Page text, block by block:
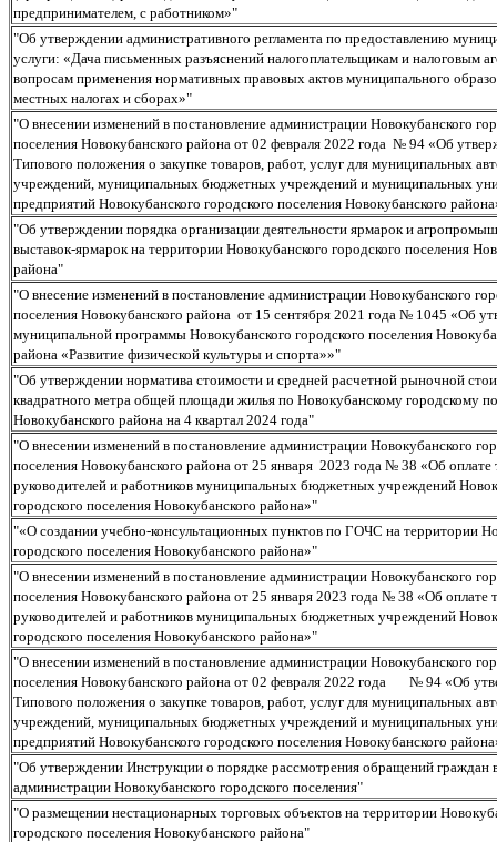
предпринимателем, с работником»"
"Об утверждении административного регламента по предоставлению
услуги: «Дача письменных разъяснений налогоплательщикам и налоговым
вопросам применения нормативных правовых актов муниципального
местных налогах и сборах»"
"О внесении изменений в постановление администрации Новокубанского
поселения Новокубанского района от 02 февраля 2022 года № 94 «Об
Типового положения о закупке товаров, работ, услуг для муниципальных
учреждений, муниципальных бюджетных учреждений и муниципальных
предприятий Новокубанского городского поселения Новокубанского
"Об утверждении порядка организации деятельности ярмарок и
выставок-ярмарок на территории Новокубанского городского поселения
района"
"О внесение изменений в постановление администрации Новокубанского
поселения Новокубанского района от 15 сентября 2021 года № 1045 «Об
муниципальной программы Новокубанского городского поселения
района «Развитие физической культуры и спорта»»"
"Об утверждении норматива стоимости и средней расчетной рыночной
квадратного метра общей площади жилья по Новокубанскому городскому
Новокубанского района на 4 квартал 2024 года"
"О внесении изменений в постановление администрации Новокубанского
поселения Новокубанского района от 25 января 2023 года № 38 «Об оплате
руководителей и работников муниципальных бюджетных учреждений
городского поселения Новокубанского района»"
"«О создании учебно-консультационных пунктов по ГОЧС на территории
городского поселения Новокубанского района»"
"О внесении изменений в постановление администрации Новокубанского
поселения Новокубанского района от 25 января 2023 года № 38 «Об оплате
руководителей и работников муниципальных бюджетных учреждений
городского поселения Новокубанского района»"
"О внесении изменений в постановление администрации Новокубанского
поселения Новокубанского района от 02 февраля 2022 года № 94 «Об
Типового положения о закупке товаров, работ, услуг для муниципальных
учреждений, муниципальных бюджетных учреждений и муниципальных
предприятий Новокубанского городского поселения Новокубанского
"Об утверждении Инструкции о порядке рассмотрения обращений граждан
администрации Новокубанского городского поселения"
"О размещении нестационарных торговых объектов на территории
городского поселения Новокубанского района"